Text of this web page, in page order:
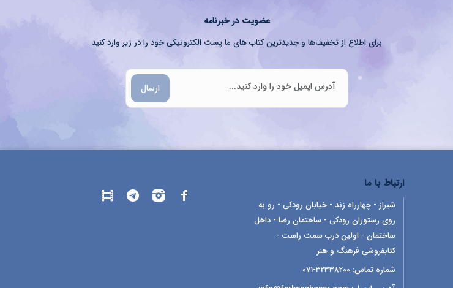
عضویت در خبرنامه
برای اطلاع از تخفیف‌ها و جدیدترین کتاب های ما پست الکترونیکی خود را در زیر وارد کنید
ارسال
ارتباط با ما
شیراز - چهارراه زند - خیابان رودکی - رو به
روی رستوران رودکی - ساختمان رضا - داخل
ساختمان - اولین درب سمت راست -
کتابفروشی فرهنگ و هنر
شماره تماس: 32338200-071